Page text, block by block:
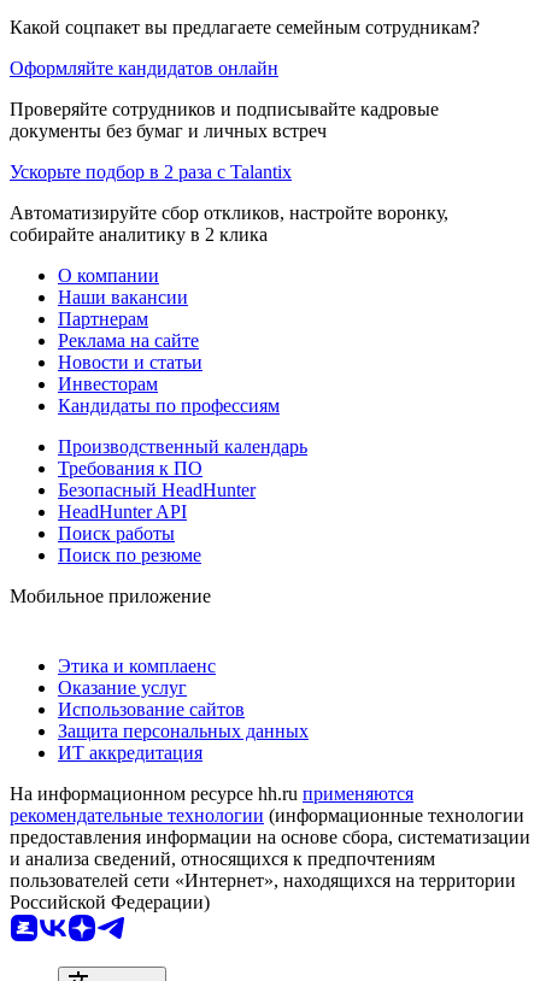
Какой соцпакет вы предлагаете семейным сотрудникам?
Оформляйте кандидатов онлайн
Проверяйте сотрудников и подписывайте кадровые
документы без бумаг и личных встреч
Ускорьте подбор в 2 раза с Talantix
Автоматизируйте сбор откликов, настройте воронку,
собирайте аналитику в 2 клика
О компании
Наши вакансии
Партнерам
Реклама на сайте
Новости и статьи
Инвесторам
Кандидаты по профессиям
Производственный календарь
Требования к ПО
Безопасный HeadHunter
HeadHunter API
Поиск работы
Поиск по резюме
Мобильное приложение
Этика и комплаенс
Оказание услуг
Использование сайтов
Защита персональных данных
ИТ аккредитация
На информационном ресурсе hh.ru применяются
рекомендательные технологии (информационные технологии
предоставления информации на основе сбора, систематизации
и анализа сведений, относящихся к предпочтениям
пользователей сети «Интернет», находящихся на территории
Российской Федерации)